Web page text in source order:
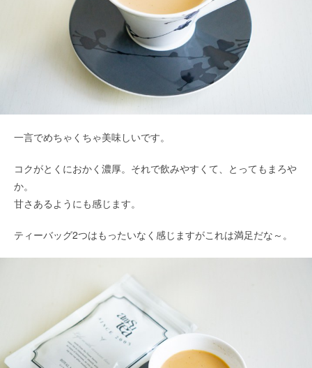
一言でめちゃくちゃ美味しいです。
コクがとくにおかく濃厚。それで飲みやすくて、とってもまろや
か。
甘さあるようにも感じます。
ティーバッグ2つはもったいなく感じますがこれは満足だな～。